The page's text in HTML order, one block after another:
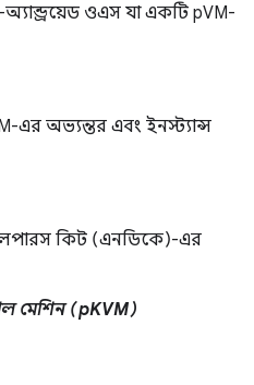
ওএস যা একটি pVM-
এর অভ্যন্তর এবং ইনস্ট্যান্স
কিট (এনডিকে)-এর
মেশিন (pKVM)